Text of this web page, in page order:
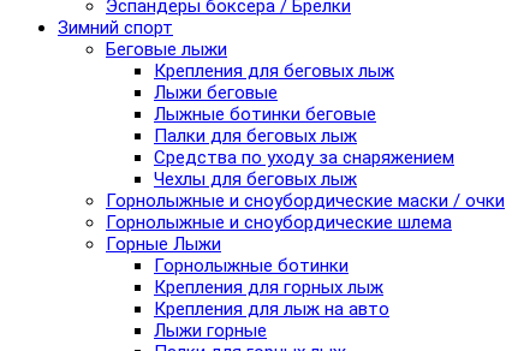
Эспандеры боксера / Брелки
Зимний спорт
Беговые лыжи
Крепления для беговых лыж
Лыжи беговые
Лыжные ботинки беговые
Палки для беговых лыж
Средства по уходу за снаряжением
Чехлы для беговых лыж
Горнолыжные и сноубордические маски / очки
Горнолыжные и сноубордические шлема
Горные Лыжи
Горнолыжные ботинки
Крепления для горных лыж
Крепления для лыж на авто
Лыжи горные